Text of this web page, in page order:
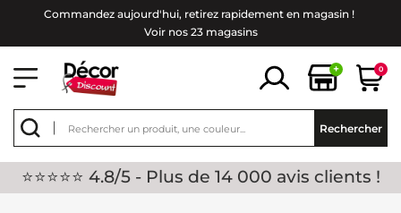
Commandez aujourd'hui, retirez rapidement en magasin !
Voir nos 23 magasins
+ 0
Rechercher
⭐⭐⭐⭐⭐ 4.8/5 - Plus de 14 000 avis clients !